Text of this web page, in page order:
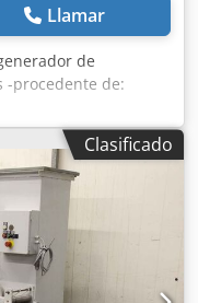
Llamar
de
-procedente de:
61411BA-
220 V Crodpfxjd
mm -Peso: 680 g
Clasificado